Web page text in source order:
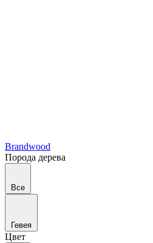
Brandwood
Порода дерева
Все
Гевея
Цвет